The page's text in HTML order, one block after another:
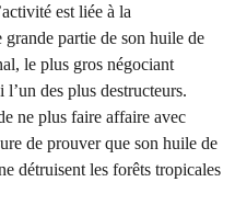
est liée à la
partie de son huile de
le plus gros négociant
des plus destructeurs.
ne plus faire affaire avec
de prouver que son huile de
détruisent les forêts tropicales